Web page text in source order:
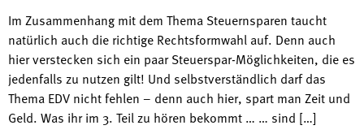
Im Zusammenhang mit dem Thema Steuernsparen taucht
natürlich auch die richtige Rechtsformwahl auf. Denn auch
hier verstecken sich ein paar Steuerspar-Möglichkeiten, die es
jedenfalls zu nutzen gilt! Und selbstverständlich darf das
Thema EDV nicht fehlen – denn auch hier, spart man Zeit und
Geld. Was ihr im 3. Teil zu hören bekommt … … sind […]